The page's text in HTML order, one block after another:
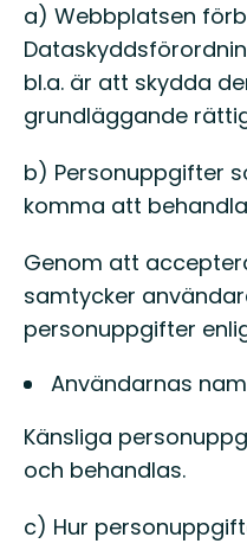
a) Webbplatsen
bl.a. är att skydda
grundläggande
b) Personuppgifter
komma att
Genom att
samtycker
personuppgifter
Användarnas
Känsliga
och behandlas.
c) Hur